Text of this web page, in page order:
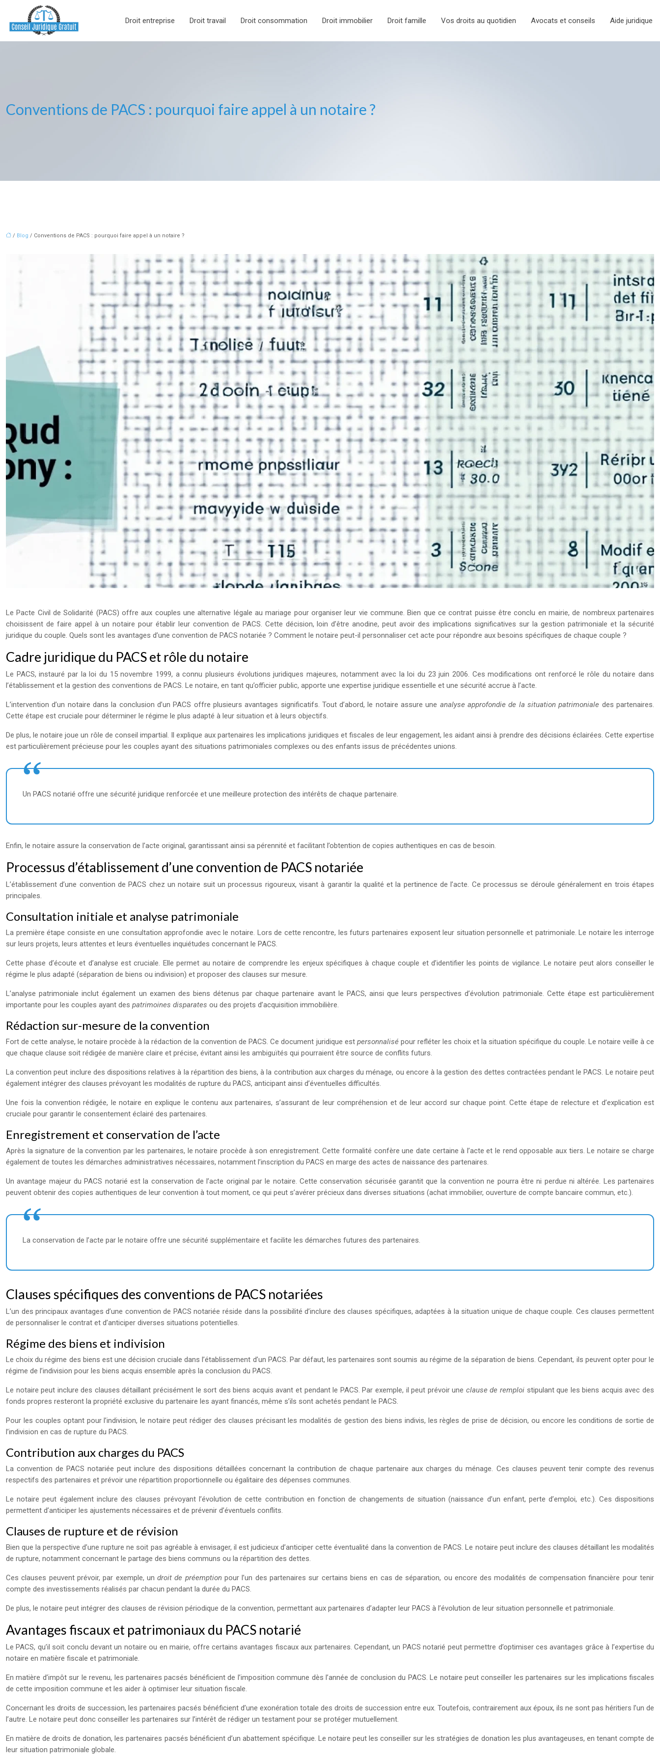
Droit entreprise Droit travail Droit consommation Droit immobilier Droit famille Vos droits au quotidien Avocats et conseils Aide juridique
Conventions de PACS : pourquoi faire appel à un notaire ?
/ Blog / Conventions de PACS : pourquoi faire appel à un notaire ?
Le Pacte Civil de Solidarité (PACS) offre aux couples une alternative légale au mariage pour organiser leur vie commune. Bien que ce contrat puisse être conclu en mairie, de nombreux partenaires
choisissent de faire appel à un notaire pour établir leur convention de PACS. Cette décision, loin d’être anodine, peut avoir des implications significatives sur la gestion patrimoniale et la sécurité
juridique du couple. Quels sont les avantages d’une convention de PACS notariée ? Comment le notaire peut-il personnaliser cet acte pour répondre aux besoins spécifiques de chaque couple ?
Cadre juridique du PACS et rôle du notaire
Le PACS, instauré par la loi du 15 novembre 1999, a connu plusieurs évolutions juridiques majeures, notamment avec la loi du 23 juin 2006. Ces modifications ont renforcé le rôle du notaire dans
l’établissement et la gestion des conventions de PACS. Le notaire, en tant qu’officier public, apporte une expertise juridique essentielle et une sécurité accrue à l’acte.
L’intervention d’un notaire dans la conclusion d’un PACS offre plusieurs avantages significatifs. Tout d’abord, le notaire assure une analyse approfondie de la situation patrimoniale des partenaires.
Cette étape est cruciale pour déterminer le régime le plus adapté à leur situation et à leurs objectifs.
De plus, le notaire joue un rôle de conseil impartial. Il explique aux partenaires les implications juridiques et fiscales de leur engagement, les aidant ainsi à prendre des décisions éclairées. Cette expertise
est particulièrement précieuse pour les couples ayant des situations patrimoniales complexes ou des enfants issus de précédentes unions.
Un PACS notarié offre une sécurité juridique renforcée et une meilleure protection des intérêts de chaque partenaire.
Enfin, le notaire assure la conservation de l’acte original, garantissant ainsi sa pérennité et facilitant l’obtention de copies authentiques en cas de besoin.
Processus d’établissement d’une convention de PACS notariée
L’établissement d’une convention de PACS chez un notaire suit un processus rigoureux, visant à garantir la qualité et la pertinence de l’acte. Ce processus se déroule généralement en trois étapes
principales.
Consultation initiale et analyse patrimoniale
La première étape consiste en une consultation approfondie avec le notaire. Lors de cette rencontre, les futurs partenaires exposent leur situation personnelle et patrimoniale. Le notaire les interroge
sur leurs projets, leurs attentes et leurs éventuelles inquiétudes concernant le PACS.
Cette phase d’écoute et d’analyse est cruciale. Elle permet au notaire de comprendre les enjeux spécifiques à chaque couple et d’identifier les points de vigilance. Le notaire peut alors conseiller le
régime le plus adapté (séparation de biens ou indivision) et proposer des clauses sur mesure.
L’analyse patrimoniale inclut également un examen des biens détenus par chaque partenaire avant le PACS, ainsi que leurs perspectives d’évolution patrimoniale. Cette étape est particulièrement
importante pour les couples ayant des patrimoines disparates ou des projets d’acquisition immobilière.
Rédaction sur-mesure de la convention
Fort de cette analyse, le notaire procède à la rédaction de la convention de PACS. Ce document juridique est personnalisé pour refléter les choix et la situation spécifique du couple. Le notaire veille à ce
que chaque clause soit rédigée de manière claire et précise, évitant ainsi les ambiguïtés qui pourraient être source de conflits futurs.
La convention peut inclure des dispositions relatives à la répartition des biens, à la contribution aux charges du ménage, ou encore à la gestion des dettes contractées pendant le PACS. Le notaire peut
également intégrer des clauses prévoyant les modalités de rupture du PACS, anticipant ainsi d’éventuelles difficultés.
Une fois la convention rédigée, le notaire en explique le contenu aux partenaires, s’assurant de leur compréhension et de leur accord sur chaque point. Cette étape de relecture et d’explication est
cruciale pour garantir le consentement éclairé des partenaires.
Enregistrement et conservation de l’acte
Après la signature de la convention par les partenaires, le notaire procède à son enregistrement. Cette formalité confère une date certaine à l’acte et le rend opposable aux tiers. Le notaire se charge
également de toutes les démarches administratives nécessaires, notamment l’inscription du PACS en marge des actes de naissance des partenaires.
Un avantage majeur du PACS notarié est la conservation de l’acte original par le notaire. Cette conservation sécurisée garantit que la convention ne pourra être ni perdue ni altérée. Les partenaires
peuvent obtenir des copies authentiques de leur convention à tout moment, ce qui peut s’avérer précieux dans diverses situations (achat immobilier, ouverture de compte bancaire commun, etc.).
La conservation de l’acte par le notaire offre une sécurité supplémentaire et facilite les démarches futures des partenaires.
Clauses spécifiques des conventions de PACS notariées
L’un des principaux avantages d’une convention de PACS notariée réside dans la possibilité d’inclure des clauses spécifiques, adaptées à la situation unique de chaque couple. Ces clauses permettent
de personnaliser le contrat et d’anticiper diverses situations potentielles.
Régime des biens et indivision
Le choix du régime des biens est une décision cruciale dans l’établissement d’un PACS. Par défaut, les partenaires sont soumis au régime de la séparation de biens. Cependant, ils peuvent opter pour le
régime de l’indivision pour les biens acquis ensemble après la conclusion du PACS.
Le notaire peut inclure des clauses détaillant précisément le sort des biens acquis avant et pendant le PACS. Par exemple, il peut prévoir une clause de remploi stipulant que les biens acquis avec des
fonds propres resteront la propriété exclusive du partenaire les ayant financés, même s’ils sont achetés pendant le PACS.
Pour les couples optant pour l’indivision, le notaire peut rédiger des clauses précisant les modalités de gestion des biens indivis, les règles de prise de décision, ou encore les conditions de sortie de
l’indivision en cas de rupture du PACS.
Contribution aux charges du PACS
La convention de PACS notariée peut inclure des dispositions détaillées concernant la contribution de chaque partenaire aux charges du ménage. Ces clauses peuvent tenir compte des revenus
respectifs des partenaires et prévoir une répartition proportionnelle ou égalitaire des dépenses communes.
Le notaire peut également inclure des clauses prévoyant l’évolution de cette contribution en fonction de changements de situation (naissance d’un enfant, perte d’emploi, etc.). Ces dispositions
permettent d’anticiper les ajustements nécessaires et de prévenir d’éventuels conflits.
Clauses de rupture et de révision
Bien que la perspective d’une rupture ne soit pas agréable à envisager, il est judicieux d’anticiper cette éventualité dans la convention de PACS. Le notaire peut inclure des clauses détaillant les modalités
de rupture, notamment concernant le partage des biens communs ou la répartition des dettes.
Ces clauses peuvent prévoir, par exemple, undroit de préemptionpour l’un des partenaires sur certains biens en cas de séparation, ou encore des modalités de compensation financière pour tenir
compte des investissements réalisés par chacun pendant la durée du PACS.
De plus, le notaire peut intégrer des clauses de révision périodique de la convention, permettant aux partenaires d’adapter leur PACS à l’évolution de leur situation personnelle et patrimoniale.
Avantages fiscaux et patrimoniaux du PACS notarié
Le PACS, qu’il soit conclu devant un notaire ou en mairie, offre certains avantages fiscaux aux partenaires. Cependant, un PACS notarié peut permettre d’optimiser ces avantages grâce à l’expertise du
notaire en matière fiscale et patrimoniale.
En matière d’impôt sur le revenu, les partenaires pacsés bénéficient de l’imposition commune dès l’année de conclusion du PACS. Le notaire peut conseiller les partenaires sur les implications fiscales
de cette imposition commune et les aider à optimiser leur situation fiscale.
Concernant les droits de succession, les partenaires pacsés bénéficient d’une exonération totale des droits de succession entre eux. Toutefois, contrairement aux époux, ils ne sont pas héritiers l’un de
l’autre. Le notaire peut donc conseiller les partenaires sur l’intérêt de rédiger un testament pour se protéger mutuellement.
En matière de droits de donation, les partenaires pacsés bénéficient d’un abattement spécifique. Le notaire peut les conseiller sur les stratégies de donation les plus avantageuses, en tenant compte de
leur situation patrimoniale globale.